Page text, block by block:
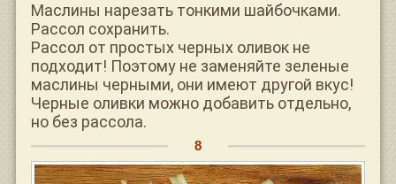
Маслины нарезать тонкими шайбочками.
Рассол сохранить.
Рассол от простых черных оливок не
подходит! Поэтому не заменяйте зеленые
маслины черными, они имеют другой вкус!
Черные оливки можно добавить отдельно,
но без рассола.